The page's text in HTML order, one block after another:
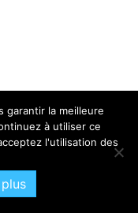
garantir la meilleure
à utiliser ce
l'utilisation des